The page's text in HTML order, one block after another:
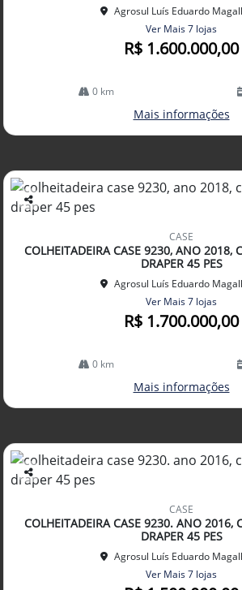
Agrosul Luís Eduardo
Ver Mais 7 lojas
R$ 1.600.000,00
0 km
Mais informações
Co
arti
lhe
CASE
COLHEITADEIRA CASE 9230, ANO 2018,
DRAPER 45 PES
Agrosul Luís Eduardo
Ver Mais 7 lojas
R$ 1.700.000,00
0 km
Mais informações
Co
arti
lhe
CASE
COLHEITADEIRA CASE 9230. ANO 2016,
DRAPER 45 PES
Agrosul Luís Eduardo
Ver Mais 7 lojas